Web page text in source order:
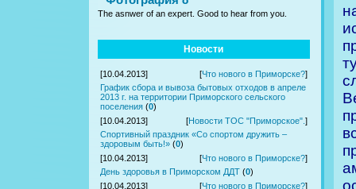
The asnwer of an expert. Good to hear from you.
Новости
[10.04.2013] [Что нового в Приморске?]
График сбора и вывоза бытовых отходов в апреле
2013 г. на территории Приморского сельского
поселения (0)
[10.04.2013]
[Новости ТОС "Приморское". ]
Спортивный праздник «Со спортом дружить –
здоровым быть!» (0)
[10.04.2013]
[Что нового в Приморске?]
День здоровья в Приморском ДДТ (0)
[10.04.2013]
[Что нового в Приморске?]